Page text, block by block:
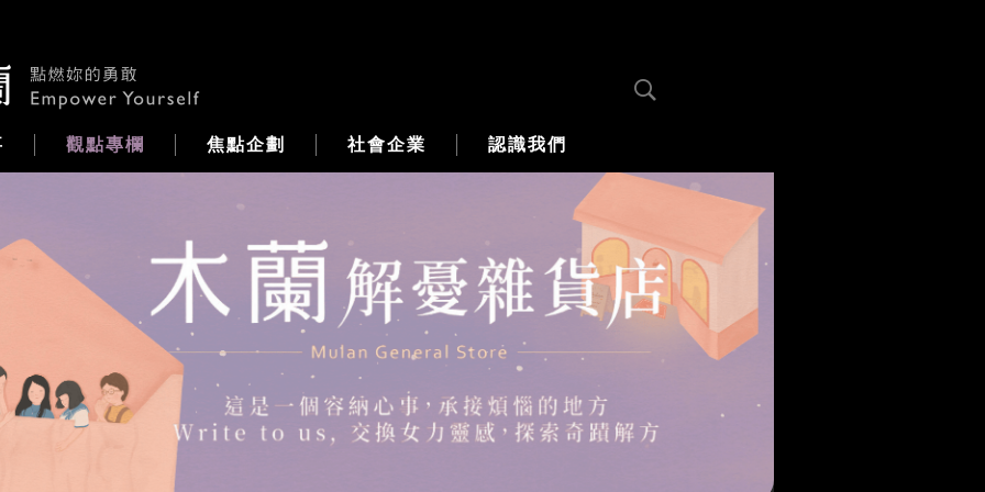
觀點專欄 焦點企劃 社會企業 認識我們